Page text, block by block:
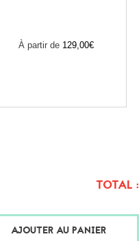
À partir de 129,00€
TOTAL :
AJOUTER AU PANIER